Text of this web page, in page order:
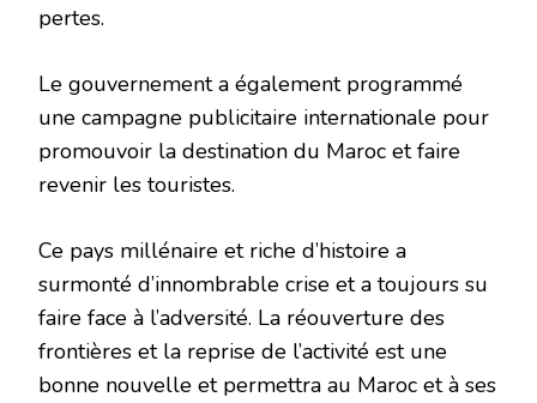
pertes.
Le gouvernement a également programmé
une campagne publicitaire internationale pour
promouvoir la destination du Maroc et faire
revenir les touristes.
Ce pays millénaire et riche d’histoire a
surmonté d’innombrable crise et a toujours su
faire face à l’adversité. La réouverture des
frontières et la reprise de l’activité est une
bonne nouvelle et permettra au Maroc et à ses